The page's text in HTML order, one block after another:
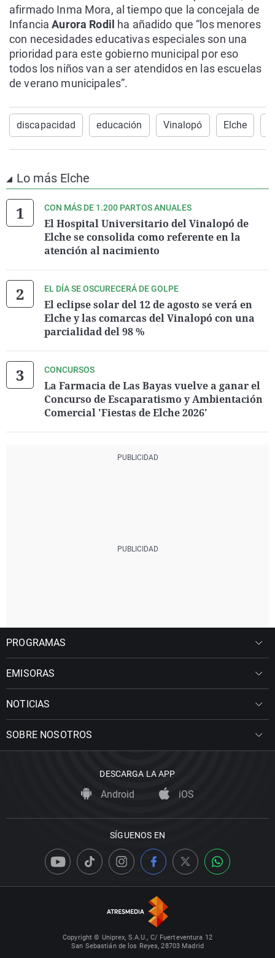
afirmado Inma Mora, al tiempo que la concejala de
InfanciaAurora Rodil ha añadido que “los menores
con necesidades educativas especiales son una
prioridad para este gobierno municipal por eso
todos los niños van a ser atendidos en las escuelas
de verano municipales”.
discapacidad educación Vinalopó Elche
Lo más Elche
CON MÁS DE 1.200 PARTOS ANUALES
El Hospital Universitario del Vinalopó de
Elche se consolida como referente en la
atención al nacimiento
EL DÍA SE OSCURECERÁ DE GOLPE
El eclipse solar del 12 de agosto se verá en
Elche y las comarcas del Vinalopó con una
parcialidad del 98 %
CONCURSOS
La Farmacia de Las Bayas vuelve a ganar el
Concurso de Escaparatismo y Ambientación
Comercial 'Fiestas de Elche 2026'
PROGRAMAS
EMISORAS
NOTICIAS
SOBRE NOSOTROS
DESCARGA LA APP
Android iOS
SÍGUENOS EN
Copyright © Uniprex, S.A.U., C/ Fuerteventura 12
San Sebastián de los Reyes, 28703 Madrid